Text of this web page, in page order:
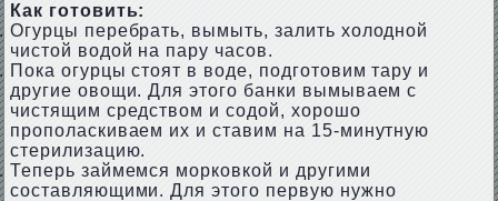
Как готовить:
Огурцы перебрать, вымыть, залить холодной
чистой водой на пару часов.
Пока огурцы стоят в воде, подготовим тару и
другие овощи. Для этого банки вымываем с
чистящим средством и содой, хорошо
прополаскиваем их и ставим на 15-минутную
стерилизацию.
Теперь займемся морковкой и другими
составляющими. Для этого первую нужно